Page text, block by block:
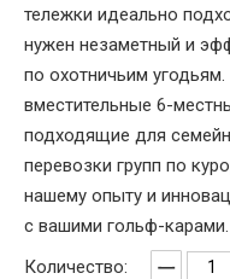
тележки идеально
нужен незаметный и
по охотничьим
вместительные 6-
подходящие для
перевозки групп по
нашему опыту и
с вашими гольф-карами.
Количество: